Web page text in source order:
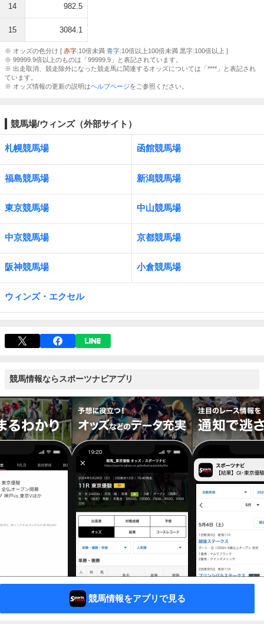
14 982.5
15 3084.1
※ オッズの色分け [ 赤字:10倍未満 青字:10倍以上100倍未満 黒字:100倍以上 ]
※ 99999.9倍以上のものは「99999.9」と表記されています。
※ 出走取消、競走除外になった競走馬に関連するオッズについては「****」と表記され
ています。
※ オッズ情報の更新の説明はヘルプページをご参照ください。
競馬場/ウィンズ（外部サイト）
札幌競馬場 函館競馬場
福島競馬場 新潟競馬場
東京競馬場 中山競馬場
中京競馬場 京都競馬場
阪神競馬場 小倉競馬場
ウィンズ・エクセル
競馬情報ならスポーツナビアプリ
競馬情報をアプリで見る